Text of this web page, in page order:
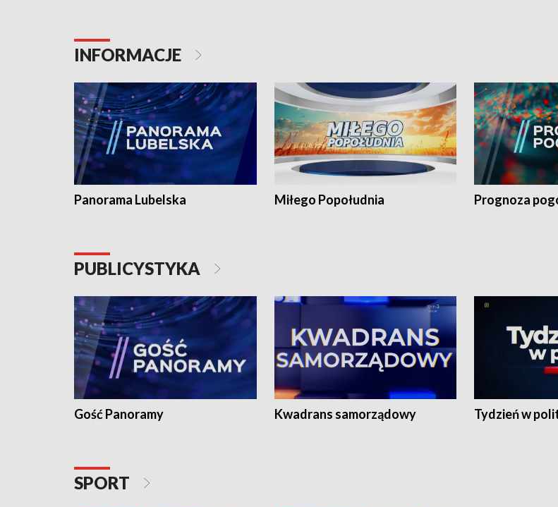
INFORMACJE
Panorama Lubelska Miłego Popołudnia Prognoza
PUBLICYSTYKA
Gość Panoramy Kwadrans samorządowy Tydzień w
SPORT